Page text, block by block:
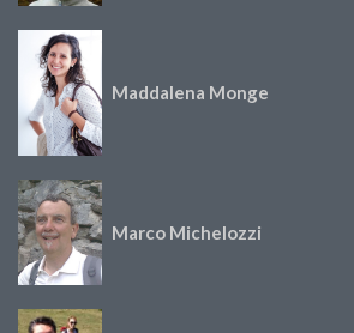
Maddalena Monge
Marco Michelozzi